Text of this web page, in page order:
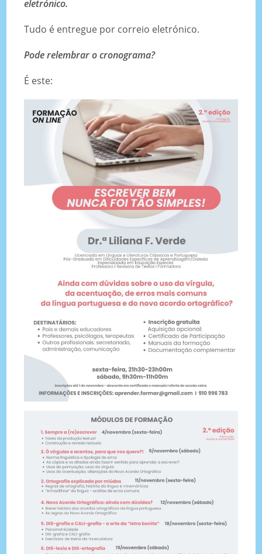
eletrónico.
Tudo é entregue por correio eletrónico.
Pode relembrar o cronograma?
É este: